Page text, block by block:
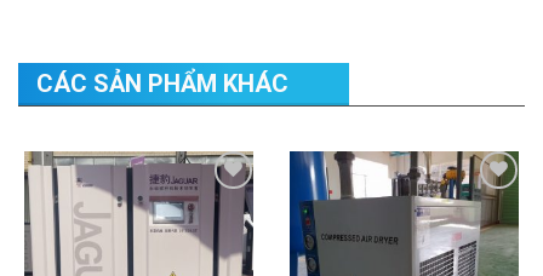
CÁC SẢN PHẨM KHÁC
Add to
Wishlist
Add to
Wishlist